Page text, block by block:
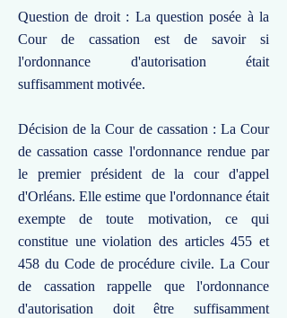
Question de droit : La question posée à la
Cour de cassation est de savoir si
l'ordonnance d'autorisation était
suffisamment motivée.
Décision de la Cour de cassation : La Cour
de cassation casse l'ordonnance rendue par
le premier président de la cour d'appel
d'Orléans. Elle estime que l'ordonnance était
exempte de toute motivation, ce qui
constitue une violation des articles 455 et
458 du Code de procédure civile. La Cour
de cassation rappelle que l'ordonnance
d'autorisation doit être suffisamment